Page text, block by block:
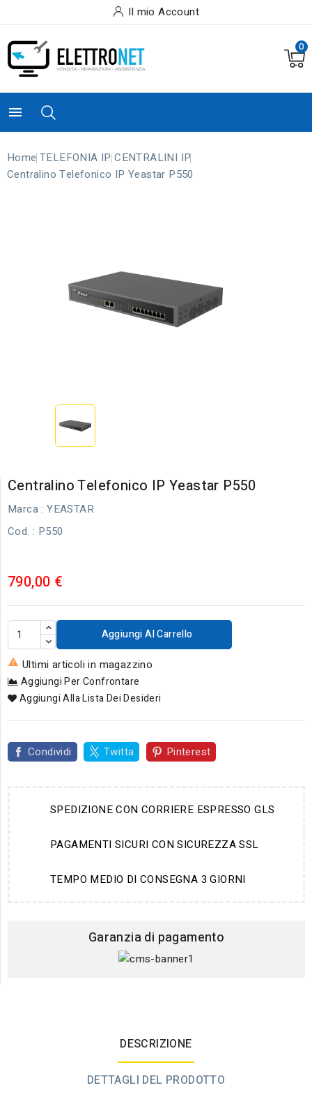
Il mio Account
0

Home TELEFONIA IP CENTRALINI IP
Centralino Telefonico IP Yeastar P550
Centralino Telefonico IP Yeastar P550
Marca : YEASTAR
Cod. : P550
790,00 €
Aggiungi Al Carrello
 Ultimi articoli in magazzino
Aggiungi Per Confrontare
Aggiungi Alla Lista Dei Desideri
Condividi Twitta Pinterest
SPEDIZIONE CON CORRIERE ESPRESSO GLS
PAGAMENTI SICURI CON SICUREZZA SSL
TEMPO MEDIO DI CONSEGNA 3 GIORNI
Garanzia di pagamento
DESCRIZIONE
DETTAGLI DEL PRODOTTO